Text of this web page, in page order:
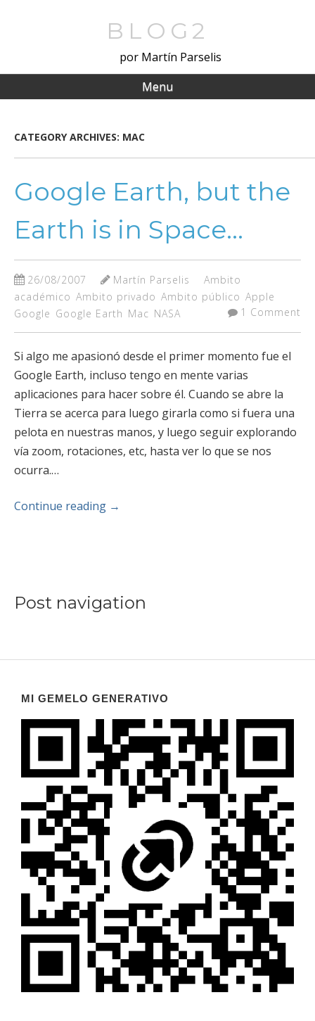
BLOG2
por Martín Parselis
Menu
CATEGORY ARCHIVES: MAC
Google Earth, but the
Earth is in Space…
26/08/2007 Martín Parselis
Ambito
académico Ambito privado Ambito público Apple
Google Google Earth Mac NASA 1 Comment
Si algo me apasionó desde el primer momento fue el
Google Earth, incluso tengo en mente varias
aplicaciones para hacer sobre él. Cuando se abre la
Tierra se acerca para luego girarla como si fuera una
pelota en nuestras manos, y luego seguir explorando
vía zoom, rotaciones, etc, hasta ver lo que se nos
ocurra.…
Continue reading →
Post navigation
MI GEMELO GENERATIVO